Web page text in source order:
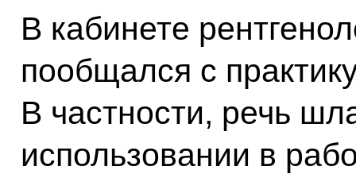
В кабинете
пообщался с
В частности, речь
использовании в